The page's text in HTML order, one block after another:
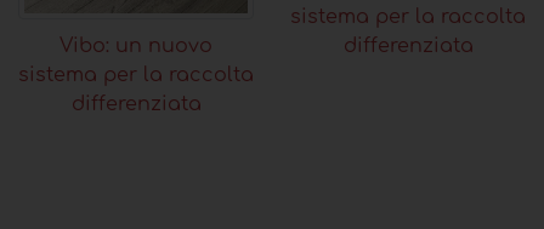
Vibo: un nuovo
sistema per la raccolta
differenziata
sistema per la raccolta
differenziata